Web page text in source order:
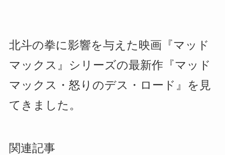
北斗の拳に影響を与えた映画『マッド
マックス』シリーズの最新作『マッド
マックス・怒りのデス・ロード』を見
てきました。
関連記事